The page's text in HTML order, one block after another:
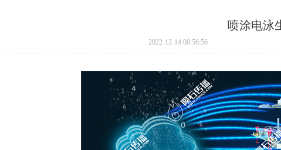
喷涂电泳
2022-12-14 08:56:56